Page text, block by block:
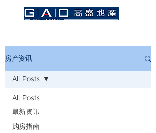
房产资讯
All Posts
最新资讯
购房指南
All Posts